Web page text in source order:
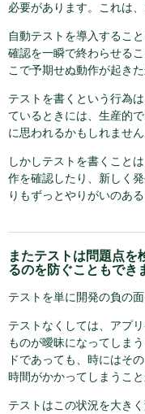
必要があります。これは
自動テストを導入するこ
確認を一瞬で終わらせる
こで予期せぬ動作が起き
テストを書くという行為
ているときには、生産的
に思われるかもしれません
しかしテストを書くこと
作を確認したり、新しく
りもずっとやりがいのある
またテストは問題点を
るのを防ぐこともでき
テストを単に開発の負の
テストなくしては、アプ
ものが曖昧になってしま
ドであっても、時にはそ
時間がかかってしまうこと
テストはこの状況を大き